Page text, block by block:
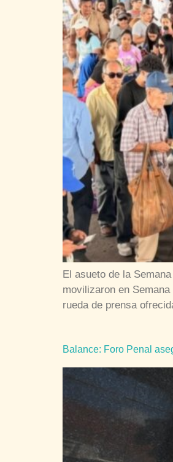
El asueto de la
movilizaron en
rueda de prensa
Balance: Foro Penal